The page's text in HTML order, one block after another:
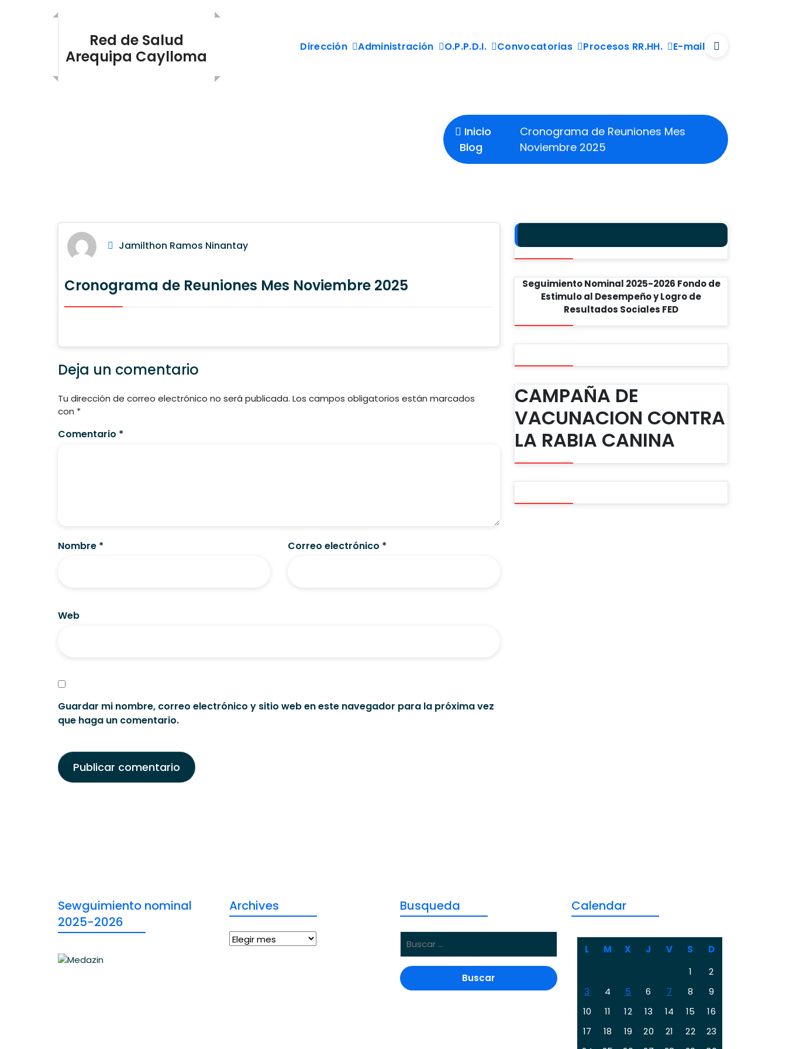
Red de Salud
Arequipa Caylloma
Dirección Administración O.P.P.D.I. Convocatorias Procesos RR.HH. E-mail
Inicio
Blog
Cronograma de Reuniones Mes
Noviembre 2025
Jamilthon Ramos Ninantay
Cronograma de Reuniones Mes Noviembre 2025
Deja un comentario
Tu dirección de correo electrónico no será publicada. Los campos obligatorios están marcados
con *
Comentario *
Nombre * Correo electrónico *
Web
Guardar mi nombre, correo electrónico y sitio web en este navegador para la próxima vez
que haga un comentario.
Seguimiento Nominal 2025-2026 Fondo de
Estimulo al Desempeño y Logro de
Resultados Sociales FED
CAMPAÑA DE
VACUNACION CONTRA
LA RABIA CANINA
Sewguimiento nominal
2025-2026
Archives
Archives
Busqueda Calendar
L M X J V S
D
1
2
3
4 5 6 7 8
9
10
11 12 13 14 15
16
17
18 19 20 21 22
23